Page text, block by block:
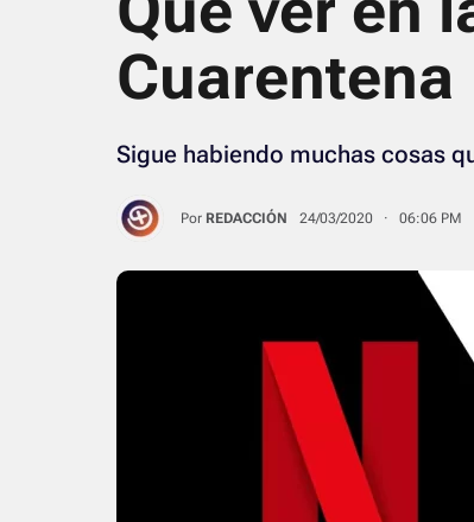
Cuarentena
Sigue habiendo muchas cosas
Por REDACCIÓN 24/03/2020 · 06:06 PM